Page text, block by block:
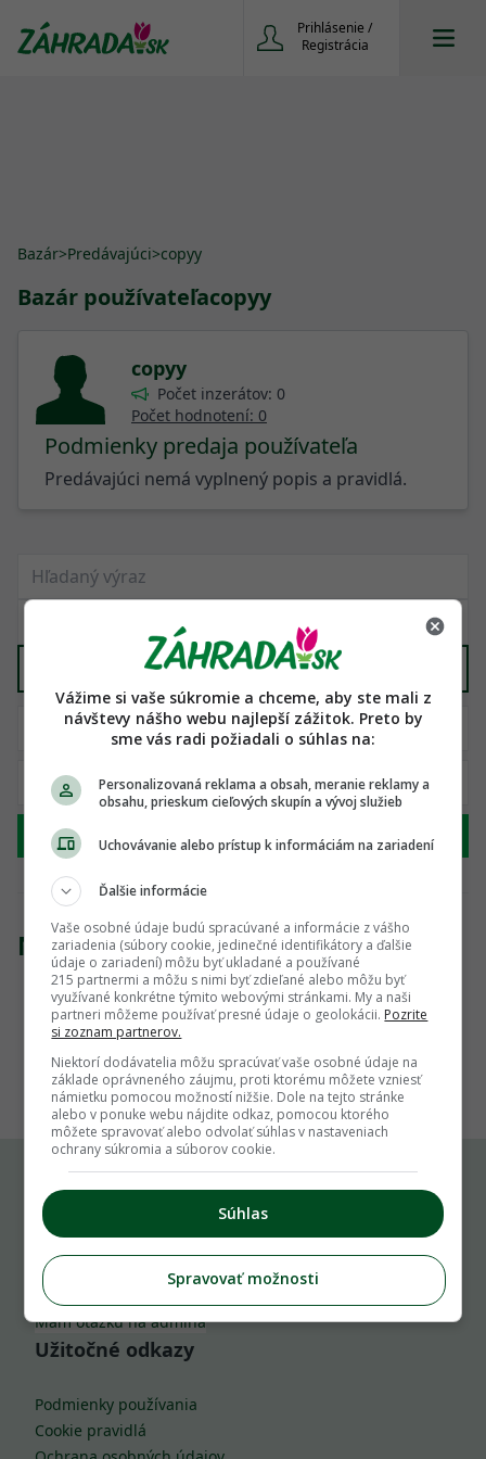
Prihlásenie /
Registrácia
Bazár>Predávajúci>copyy
Bazár používateľacopyy
copyy
Počet inzerátov: 0
Počet hodnotení: 0
Podmienky predaja používateľa
Predávajúci nemá vyplnený popis a pravidlá.
Dekorácie, kvetináče, nádoby
Hľadať
Nenašli sme žiadny produkt
1
Komu môžeš napísať
info@zahrada.sk
Nahlás chybu
Mám otázku na admina
Užitočné odkazy
Podmienky používania
Cookie pravidlá
Vážime si vaše súkromie a chceme, aby ste mali z
návštevy nášho webu najlepší zážitok. Preto by
sme vás radi požiadali o súhlas na:
Personalizovaná reklama a obsah, meranie reklamy a
obsahu, prieskum cieľových skupín a vývoj služieb
Uchovávanie alebo prístup k informáciám na zariadení
Ďalšie informácie
Vaše osobné údaje budú spracúvané a informácie z vášho
zariadenia (súbory cookie, jedinečné identifikátory a ďalšie
údaje o zariadení) môžu byť ukladané a používané
215 partnermi a môžu s nimi byť zdieľané alebo môžu byť
využívané konkrétne týmito webovými stránkami. My a naši
partneri môžeme používať presné údaje o geolokácii. Pozrite
si zoznam partnerov.
Niektorí dodávatelia môžu spracúvať vaše osobné údaje na
základe oprávneného záujmu, proti ktorému môžete vzniesť
námietku pomocou možností nižšie. Dole na tejto stránke
alebo v ponuke webu nájdite odkaz, pomocou ktorého
môžete spravovať alebo odvolať súhlas v nastaveniach
ochrany súkromia a súborov cookie.
Súhlas
Spravovať možnosti